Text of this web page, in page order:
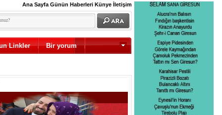
Ana Sayfa Günün Haberleri Künye İletişim
Linkler Bir yorum